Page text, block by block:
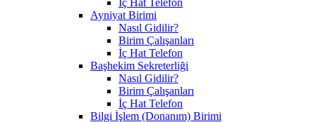
Ayniyat Birimi
Nasıl Gidilir?
Birim Çalışanları
İç Hat Telefon
Başhekim Sekreterliği
Nasıl Gidilir?
Birim Çalışanları
İç Hat Telefon
Bilgi İşlem (Donanım) Birimi